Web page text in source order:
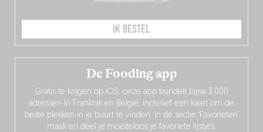
IK BESTEL
De Fooding app
Gratis te krijgen op iOS: onze app bundelt bijna 3.000
adressen in Frankrijk en België, inclusief een kaart om de
beste plekken in je buurt te vinden. In de sectie ‘Favorieten’
maak en deel je moeiteloos je favoriete lijstjes.